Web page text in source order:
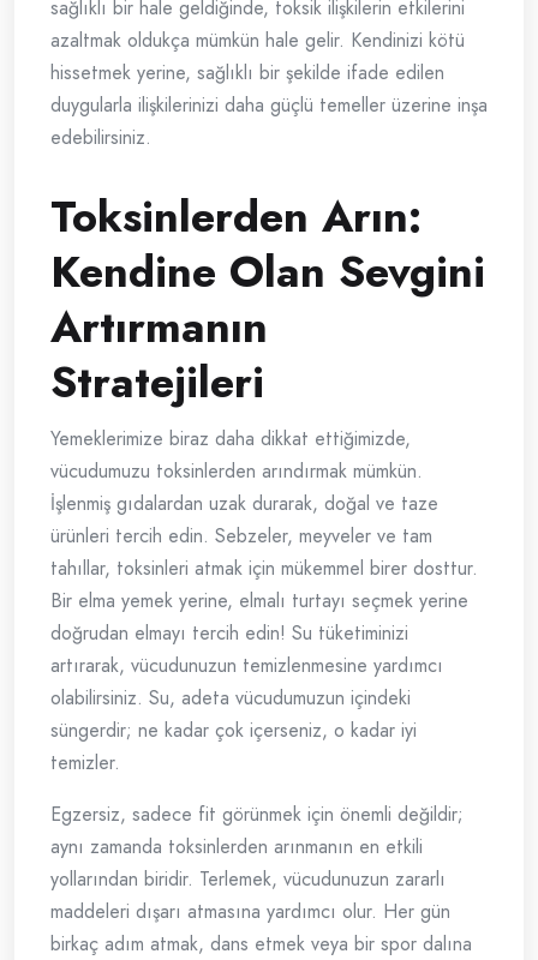
sağlıklı bir hale geldiğinde, toksik ilişkilerin etkilerini
azaltmak oldukça mümkün hale gelir. Kendinizi kötü
hissetmek yerine, sağlıklı bir şekilde ifade edilen
duygularla ilişkilerinizi daha güçlü temeller üzerine inşa
edebilirsiniz.
Toksinlerden Arın:
Kendine Olan Sevgini
Artırmanın
Stratejileri
Yemeklerimize biraz daha dikkat ettiğimizde,
vücudumuzu toksinlerden arındırmak mümkün.
İşlenmiş gıdalardan uzak durarak, doğal ve taze
ürünleri tercih edin. Sebzeler, meyveler ve tam
tahıllar, toksinleri atmak için mükemmel birer dosttur.
Bir elma yemek yerine, elmalı turtayı seçmek yerine
doğrudan elmayı tercih edin! Su tüketiminizi
artırarak, vücudunuzun temizlenmesine yardımcı
olabilirsiniz. Su, adeta vücudumuzun içindeki
süngerdir; ne kadar çok içerseniz, o kadar iyi
temizler.
Egzersiz, sadece fit görünmek için önemli değildir;
aynı zamanda toksinlerden arınmanın en etkili
yollarından biridir. Terlemek, vücudunuzun zararlı
maddeleri dışarı atmasına yardımcı olur. Her gün
birkaç adım atmak, dans etmek veya bir spor dalına